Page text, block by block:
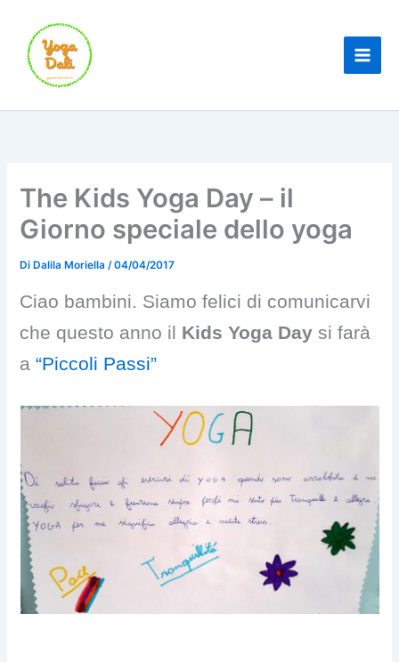
contenuto
The Kids Yoga Day – il
Giorno speciale dello yoga
Di Dalila Moriella/04/04/2017
Ciao bambini. Siamo felici di comunicarvi
che questo anno il Kids Yoga Day si farà
a“Piccoli Passi”